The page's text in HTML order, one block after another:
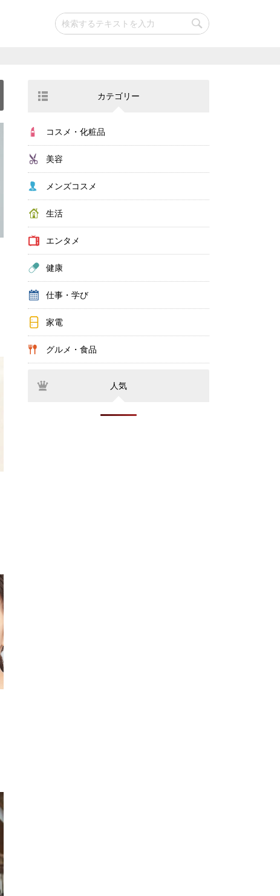
カテゴリー
コスメ・化粧品
美容
メンズコスメ
生活
エンタメ
健康
仕事・学び
家電
グルメ・食品
人気